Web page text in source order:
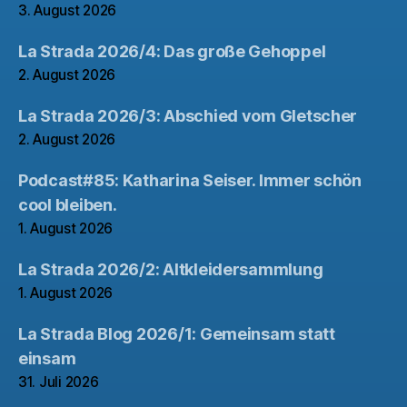
3. August 2026
La Strada 2026/4: Das große Gehoppel
2. August 2026
La Strada 2026/3: Abschied vom Gletscher
2. August 2026
Podcast#85: Katharina Seiser. Immer schön
cool bleiben.
1. August 2026
La Strada 2026/2: Altkleidersammlung
1. August 2026
La Strada Blog 2026/1: Gemeinsam statt
einsam
31. Juli 2026